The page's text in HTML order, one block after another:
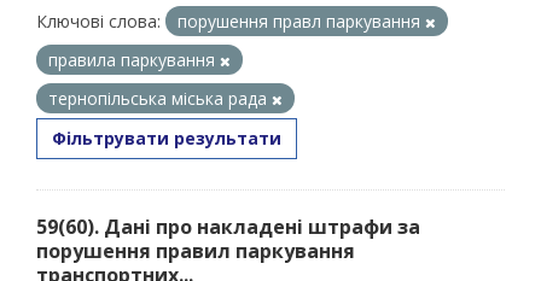
Ключові слова:
порушення правл паркування
правила паркування
тернопільська міська рада
Фільтрувати результати
59(60). Дані про накладені штрафи за
порушення правил паркування
транспортних...